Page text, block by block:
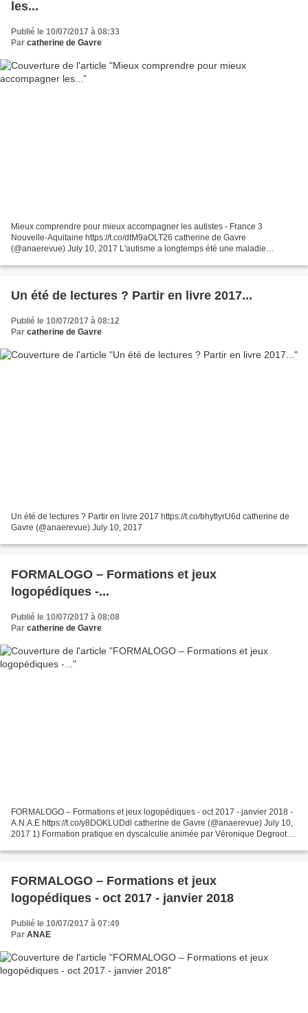
les...
Publié le 10/07/2017 à 08:33
Par catherine de Gavre
Mieux comprendre pour mieux accompagner les autistes - France 3
Nouvelle-Aquitaine https://t.co/dtM9aOLT26 catherine de Gavre
(@anaerevue) July 10, 2017 L'autisme a longtemps été une maladie
Un été de lectures ? Partir en livre 2017...
Publié le 10/07/2017 à 08:12
Par catherine de Gavre
Un été de lectures ? Partir en livre 2017 https://t.co/bhytlyrU6d catherine de
Gavre (@anaerevue) July 10, 2017
FORMALOGO – Formations et jeux
logopédiques -...
Publié le 10/07/2017 à 08:08
Par catherine de Gavre
FORMALOGO – Formations et jeux logopédiques - oct 2017 - janvier 2018 -
A.N.A.E https://t.co/y8DOKLUDdl catherine de Gavre (@anaerevue) July 10,
2017 1) Formation pratique en dyscalculie animée par Véronique Degroote,
FORMALOGO – Formations et jeux
logopédiques - oct 2017 - janvier 2018
Publié le 10/07/2017 à 07:49
Par ANAE